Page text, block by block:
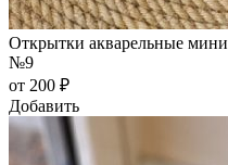
Открытки акварельные мини
№9
от 200 ₽
Добавить